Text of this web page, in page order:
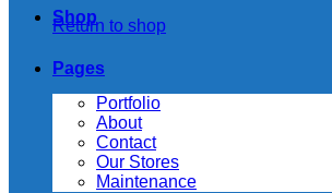
Return to shop
Shop
Pages
Portfolio
About
Contact
Our Stores
Maintenance